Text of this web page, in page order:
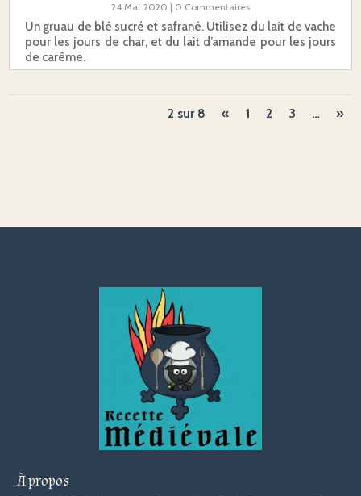
24 Mar 2020 | 0 Commentaires
Un gruau de blé sucré et safrané. Utilisez du lait de vache
pour les jours de char, et du lait d’amande pour les jours
de carême.
2 sur 8 « 1 2 3 … »
À propos